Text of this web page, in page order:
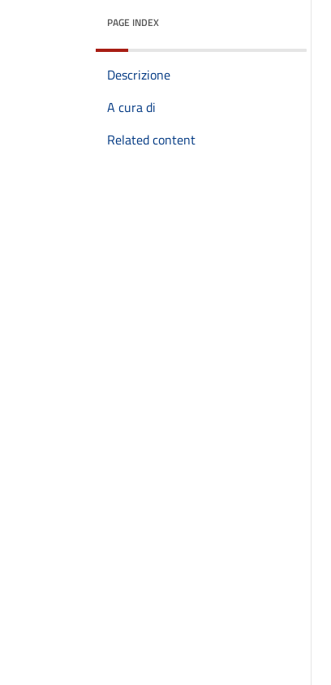
PAGE INDEX
Descrizione
A cura di
Related content